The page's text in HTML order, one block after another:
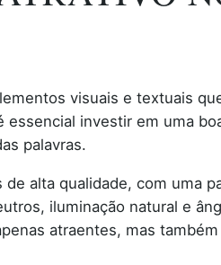
visuais e textuais
investir em uma
palavras.
alta qualidade, com uma
iluminação natural e
atraentes, mas também